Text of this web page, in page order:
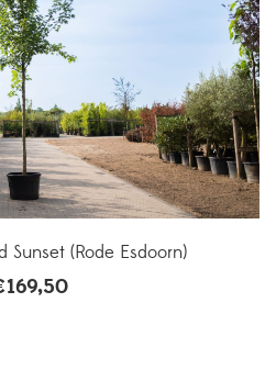
Sunset (Rode Esdoorn)
169,50